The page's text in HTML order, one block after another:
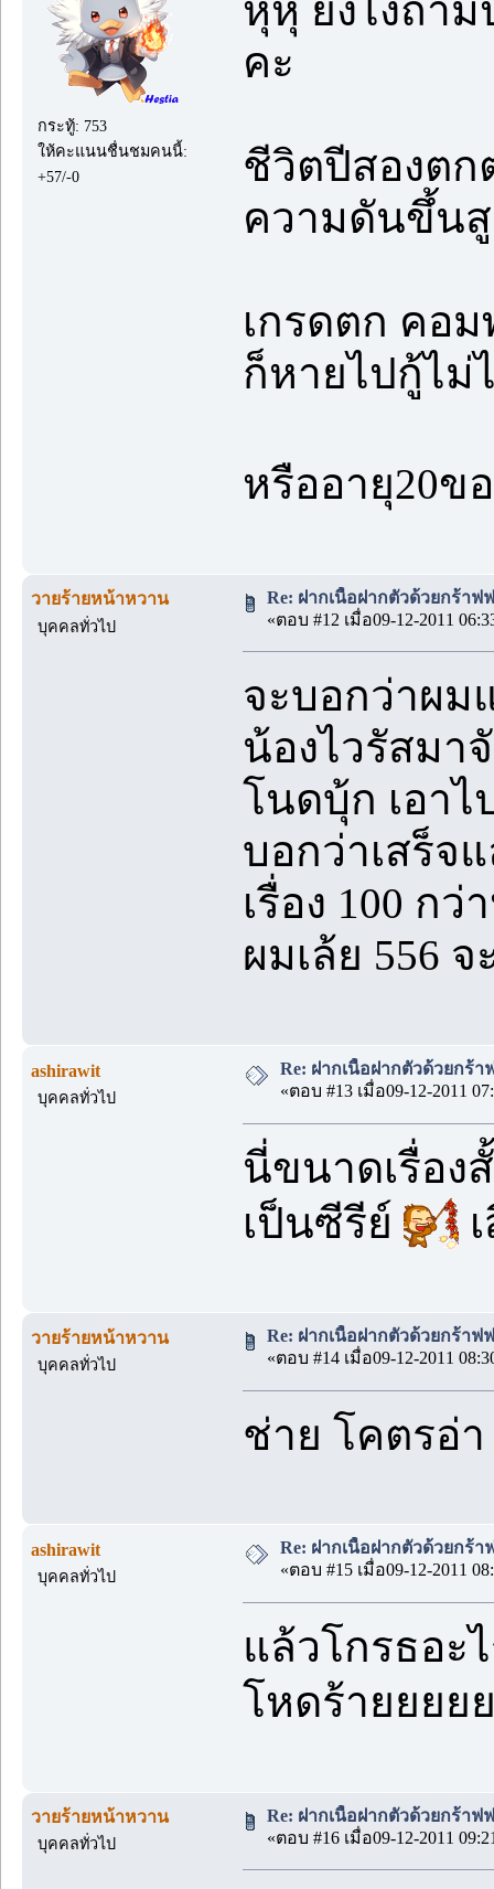
กระทู้: 753
ให้คะแนนชื่นชมคนนี้:
+57/-0
หุหุ ยังไงถ้า
คะ
ชีวิตปีสองตก
ความดันขึ้นสู
เกรดตก คอ
ก็หายไปกู้ไม่
หรืออายุ20ข
วายร้ายหน้าหวาน
บุคคลทั่วไป
Re: ฝากเนื้อฝากตัวด้วยกร้าฟ
«ตอบ #12 เมื่อ09-12-2011
จะบอกว่าผม
น้องไวรัสมา
โนดบุ้ก เอา
บอกว่าเสร็จ
เรื่อง 100 ก
ผมเล้ย 556 จ
ashirawit
บุคคลทั่วไป
Re: ฝากเนื้อฝากตัวด้วยกร้า
«ตอบ #13 เมื่อ09-12-2011
นี่ขนาดเรื่อง
เป็นซีรีย์
วายร้ายหน้าหวาน
บุคคลทั่วไป
Re: ฝากเนื้อฝากตัวด้วยกร้าฟ
«ตอบ #14 เมื่อ09-12-2011
ช่าย โคตรอ่า
ashirawit
บุคคลทั่วไป
Re: ฝากเนื้อฝากตัวด้วยกร้า
«ตอบ #15 เมื่อ09-12-2011
แล้วโกรธอะ
โหดร้ายยยย
วายร้ายหน้าหวาน
บุคคลทั่วไป
Re: ฝากเนื้อฝากตัวด้วยกร้าฟ
«ตอบ #16 เมื่อ09-12-2011